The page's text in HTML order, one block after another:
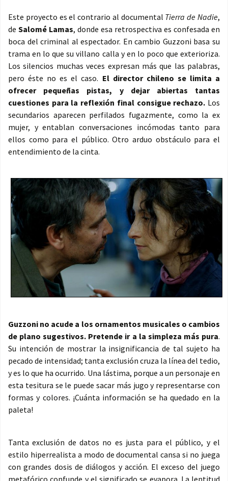
Este proyecto es el contrario al documental Tierra de Nadie,
de Salomé Lamas, donde esa retrospectiva es confesada en
boca del criminal al espectador. En cambio Guzzoni basa su
trama en lo que su villano calla y en lo poco que exterioriza.
Los silencios muchas veces expresan más que las palabras,
pero éste no es el caso. El director chileno se limita a
ofrecer pequeñas pistas, y dejar abiertas tantas
cuestiones para la reflexión final consigue rechazo. Los
secundarios aparecen perfilados fugazmente, como la ex
mujer, y entablan conversaciones incómodas tanto para
ellos como para el público. Otro arduo obstáculo para el
entendimiento de la cinta.
Guzzoni no acude a los ornamentos musicales o cambios
de plano sugestivos. Pretende ir a la simpleza más pura.
Su intención de mostrar la insignificancia de tal sujeto ha
pecado de intensidad; tanta exclusión cruza la línea del tedio,
y es lo que ha ocurrido. Una lástima, porque a un personaje en
esta tesitura se le puede sacar más jugo y representarse con
formas y colores. ¡Cuánta información se ha quedado en la
paleta!
Tanta exclusión de datos no es justa para el público, y el
estilo hiperrealista a modo de documental cansa si no juega
con grandes dosis de diálogos y acción. El exceso del juego